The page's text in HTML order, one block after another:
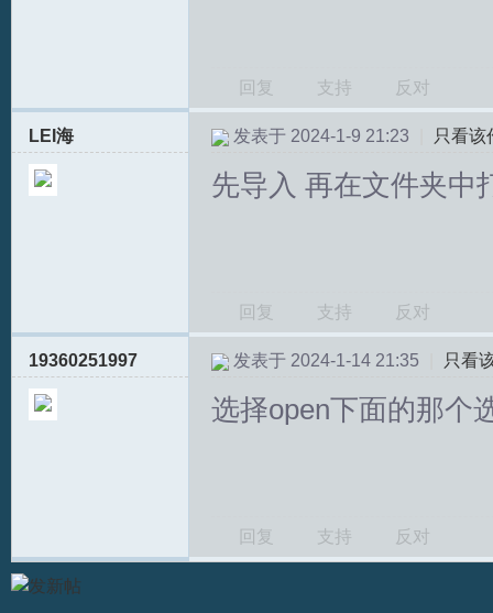
回复 支持 反对
LEI海 发表于 2024-1-9 21:23 只看该
先导入 再在文件夹中
回复 支持 反对
19360251997 发表于 2024-1-14 21:35 只看
选择open下面的那个
回复 支持 反对